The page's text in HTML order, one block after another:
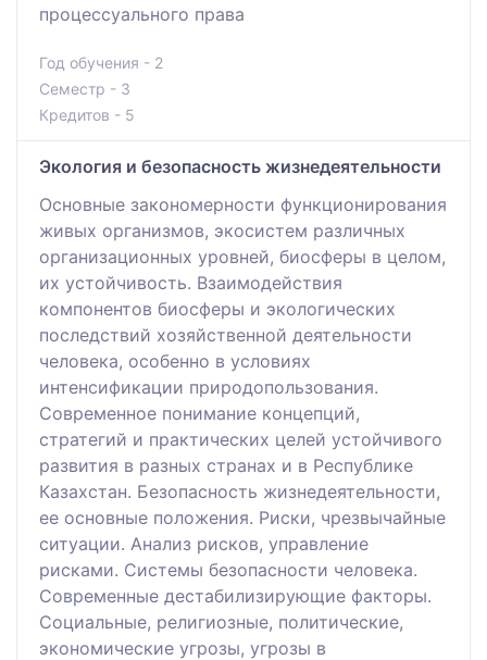
процессуального права
Год обучения - 2
Семестр - 3
Кредитов - 5
Экология и безопасность жизнедеятельности
Основные закономерности функционирования
живых организмов, экосистем различных
организационных уровней, биосферы в целом,
их устойчивость. Взаимодействия
компонентов биосферы и экологических
последствий хозяйственной деятельности
человека, особенно в условиях
интенсификации природопользования.
Современное понимание концепций,
стратегий и практических целей устойчивого
развития в разных странах и в Республике
Казахстан. Безопасность жизнедеятельности,
ее основные положения. Риски, чрезвычайные
ситуации. Анализ рисков, управление
рисками. Системы безопасности человека.
Современные дестабилизирующие факторы.
Социальные, религиозные, политические,
экономические угрозы, угрозы в